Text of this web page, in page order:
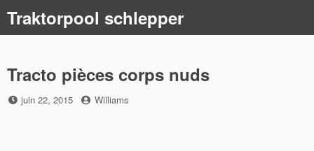
content
Traktorpool schlepper
Tracto pièces corps nuds
Posted
juin 22, 2015 by
Williams